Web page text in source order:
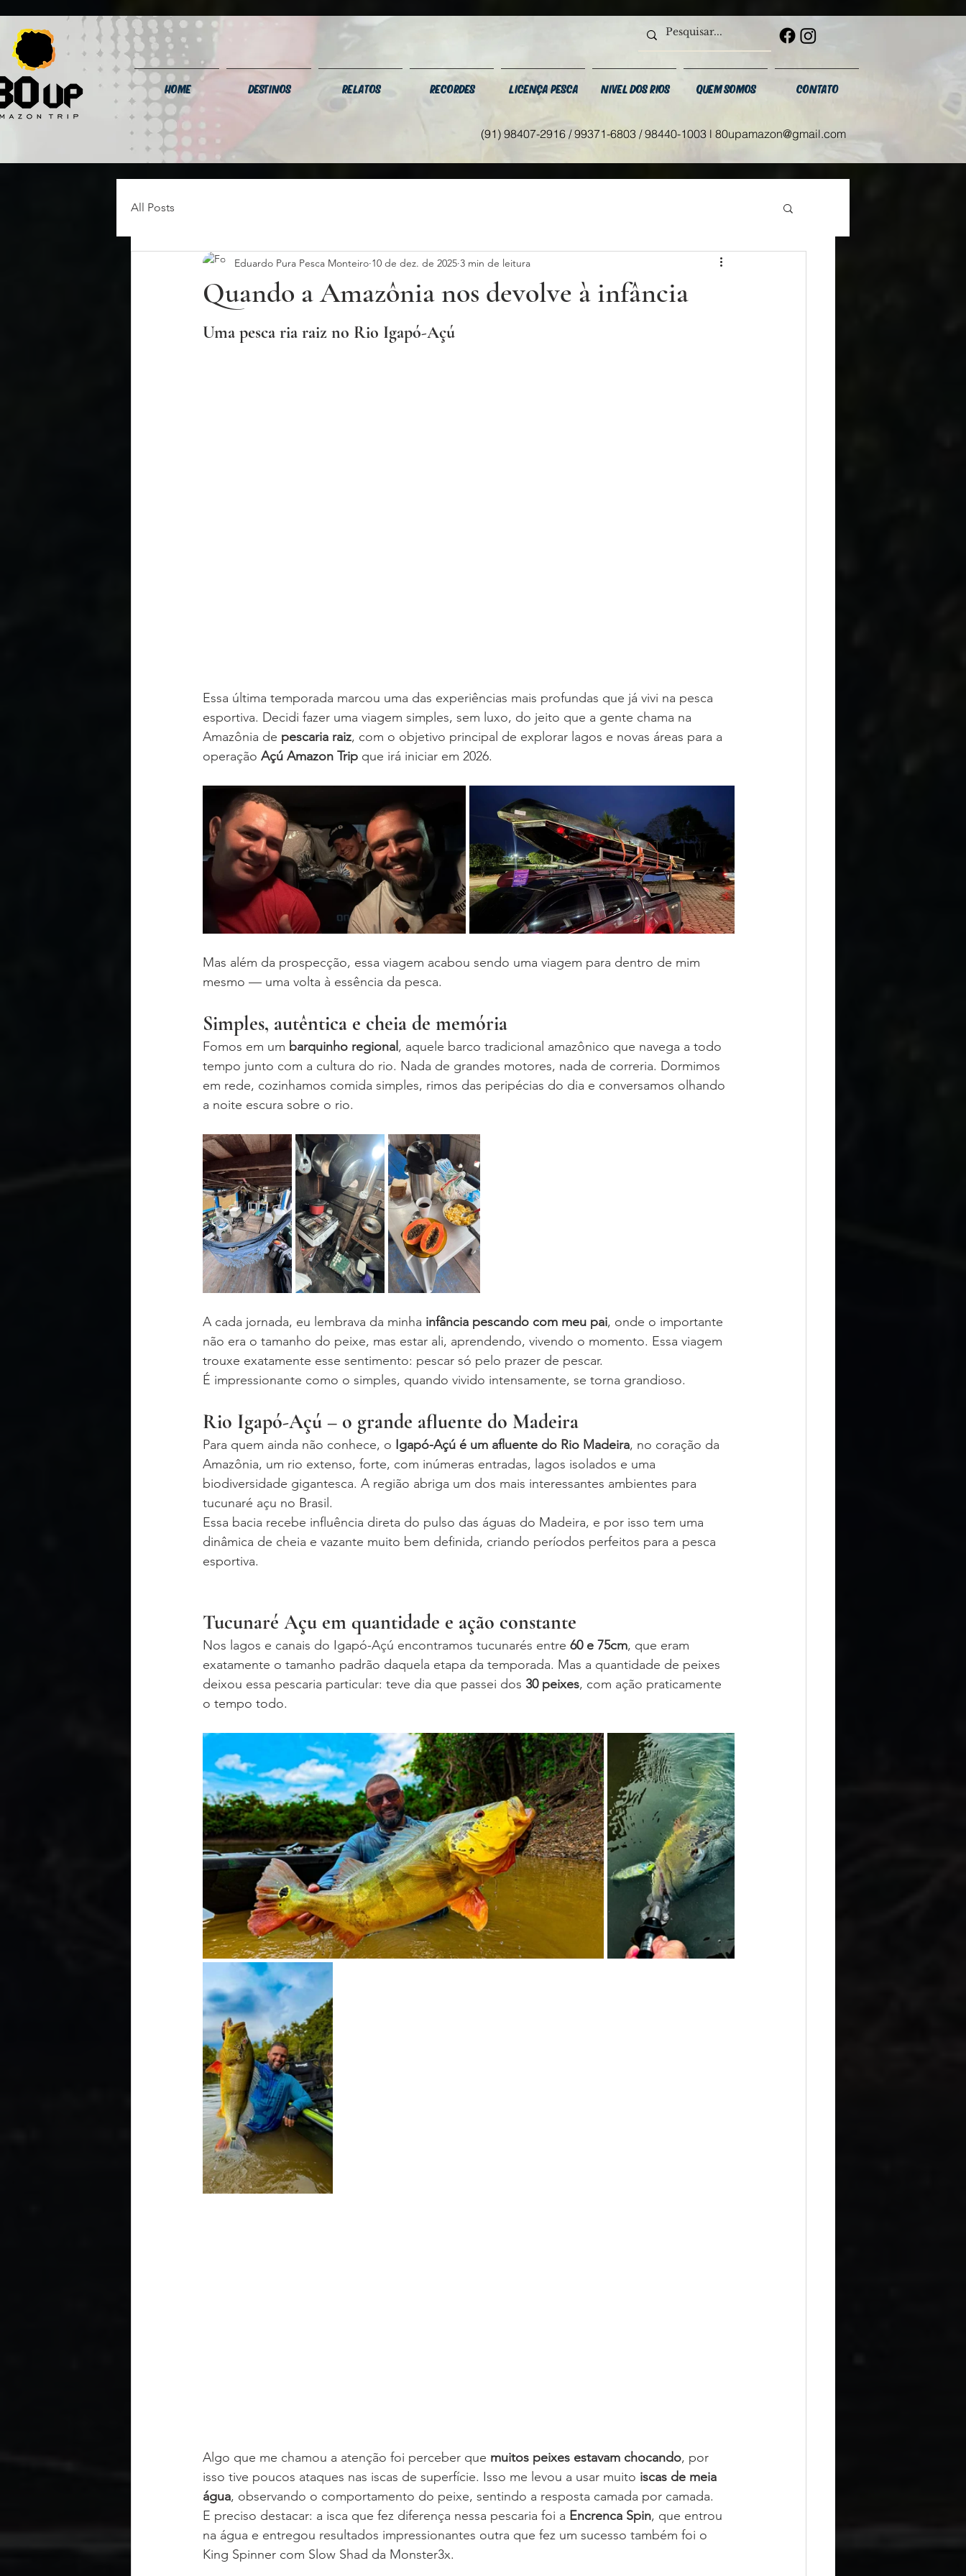
(91) 98407-2916 / 99371-6803 / 98440-1003 l 80upamazon@gmail.com
HOME DESTINOS RELATOS RECORDES LICENÇA PESCA NIVEL DOS RIOS QUEM SOMOS CONTATO
All Posts
Quando a Amazônia nos devolve à infância
Eduardo Pura Pesca Monteiro 10 de dez. de 2025 3 min de leitura
Uma pesca ria raiz no Rio Igapó-Açú
Essa última temporada marcou uma das experiências mais profundas que já vivi na pesca
esportiva. Decidi fazer uma viagem simples, sem luxo, do jeito que a gente chama na
Amazônia de pescaria raiz, com o objetivo principal de explorar lagos e novas áreas para a
operação Açú Amazon Trip que irá iniciar em 2026.
Mas além da prospecção, essa viagem acabou sendo uma viagem para dentro de mim
mesmo — uma volta à essência da pesca.
Simples, autêntica e cheia de memória
Fomos em um barquinho regional , aquele barco tradicional amazônico que navega a todo
tempo junto com a cultura do rio. Nada de grandes motores, nada de correria. Dormimos
em rede, cozinhamos comida simples, rimos das peripécias do dia e conversamos olhando
a noite escura sobre o rio.
A cada jornada, eu lembrava da minha infância pescando com meu pai, onde o importante
não era o tamanho do peixe, mas estar ali, aprendendo, vivendo o momento. Essa viagem
trouxe exatamente esse sentimento: pescar só pelo prazer de pescar.
É impressionante como o simples, quando vivido intensamente, se torna grandioso.
Rio Igapó-Açú – o grande afluente do Madeira
Para quem ainda não conhece, o Igapó-Açú é um afluente do Rio Madeira, no coração da
Amazônia, um rio extenso, forte, com inúmeras entradas, lagos isolados e uma
biodiversidade gigantesca. A região abriga um dos mais interessantes ambientes para
tucunaré açu no Brasil.
Essa bacia recebe influência direta do pulso das águas do Madeira, e por isso tem uma
dinâmica de cheia e vazante muito bem definida, criando períodos perfeitos para a pesca
esportiva.
Tucunaré Açu em quantidade e ação constante
Nos lagos e canais do Igapó-Açú encontramos tucunarés entre 60 e 75cm, que eram
exatamente o tamanho padrão daquela etapa da temporada. Mas a quantidade de peixes
deixou essa pescaria particular: teve dia que passei dos 30 peixes, com ação praticamente
o tempo todo.
Algo que me chamou a atenção foi perceber que muitos peixes estavam chocando, por
isso tive poucos ataques nas iscas de superfície. Isso me levou a usar muito iscas de meia
água, observando o comportamento do peixe, sentindo a resposta camada por camada.
E preciso destacar: a isca que fez diferença nessa pescaria foi a Encrenca Spin, que entrou
na água e entregou resultados impressionantes outra que fez um sucesso também foi o
King Spinner com Slow Shad da Monster3x.